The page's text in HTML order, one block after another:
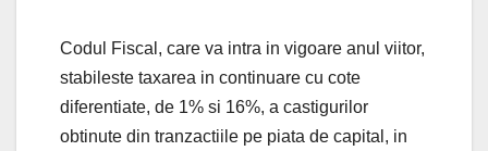
Codul Fiscal, care va intra in vigoare anul viitor,
stabileste taxarea in continuare cu cote
diferentiate, de 1% si 16%, a castigurilor
obtinute din tranzactiile pe piata de capital, in